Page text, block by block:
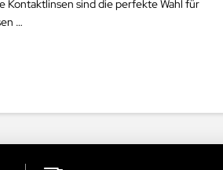
Kontaktlinsen sind die perfekte Wahl für
…